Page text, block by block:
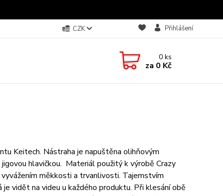
CZK Přihlášení
0ks
za 0 Kč
Keitech. Nástraha je napuštěna olihňovým
hlavičkou. Materiál použitý k výrobě Crazy
měkkosti a trvanlivosti. Tajemstvím
vidět na videu u každého produktu. Při klesání obě